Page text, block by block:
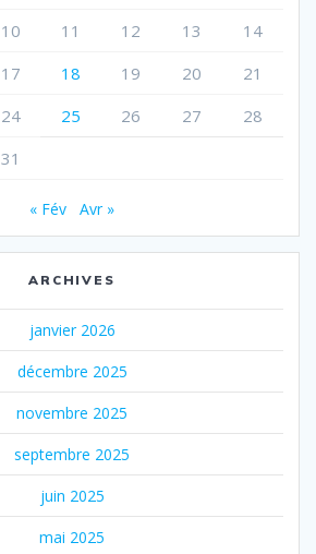
10 11 12 13
14
17 18 19 20
21
24 25 26 27
28
31
« Fév Avr »
ARCHIVES
janvier 2026
décembre 2025
novembre 2025
septembre 2025
juin 2025
mai 2025